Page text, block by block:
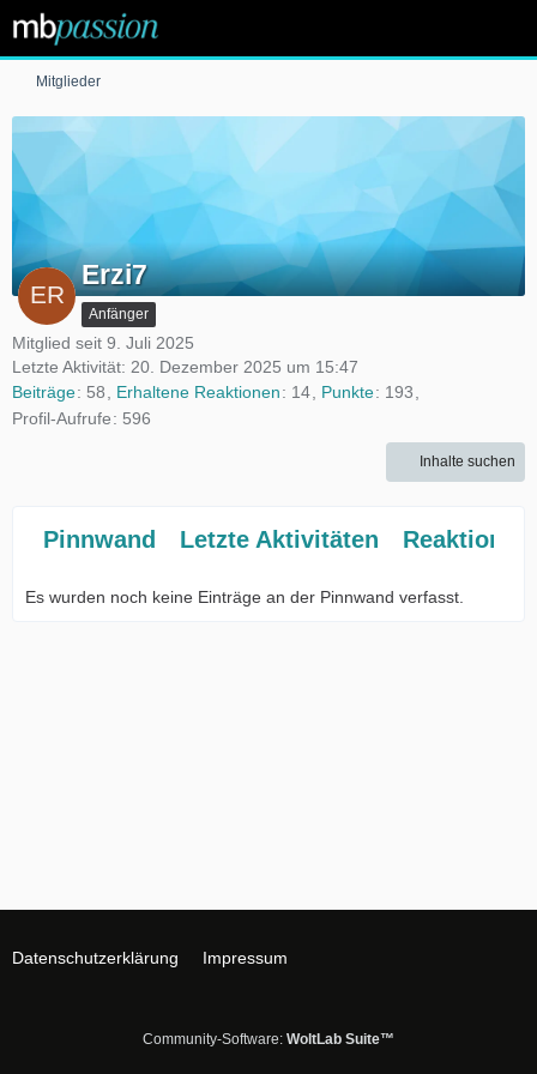
Mitglieder
Erzi7
Anfänger
Mitglied seit 9. Juli 2025
Letzte Aktivität: 20. Dezember 2025 um 15:47
Beiträge
58 Erhaltene Reaktionen 14 Punkte
193
Profil-Aufrufe
596
Inhalte suchen
Pinnwand Letzte Aktivitäten Reaktionen
Es wurden noch keine Einträge an der Pinnwand verfasst.
Datenschutzerklärung Impressum
Community-Software: WoltLab Suite™